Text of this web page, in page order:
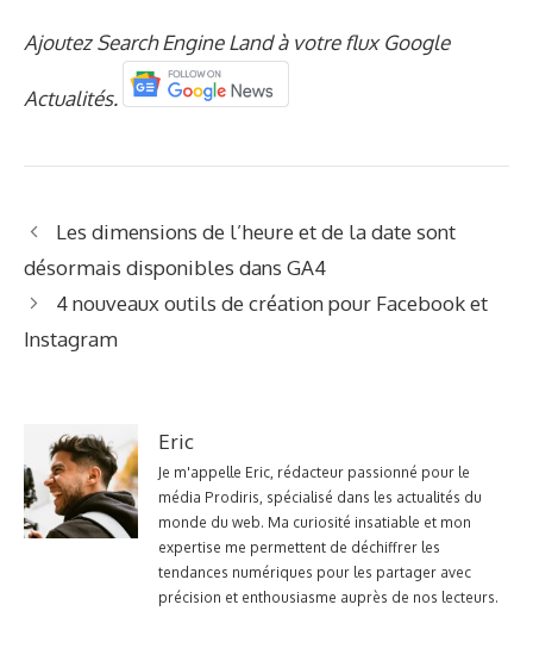
Ajoutez Search Engine Land à votre flux Google
Actualités.
Les dimensions de l’heure et de la date sont
désormais disponibles dans GA4
4 nouveaux outils de création pour Facebook et
Instagram
Eric
Je m'appelle Eric, rédacteur passionné pour le
média Prodiris, spécialisé dans les actualités du
monde du web. Ma curiosité insatiable et mon
expertise me permettent de déchiffrer les
tendances numériques pour les partager avec
précision et enthousiasme auprès de nos lecteurs.